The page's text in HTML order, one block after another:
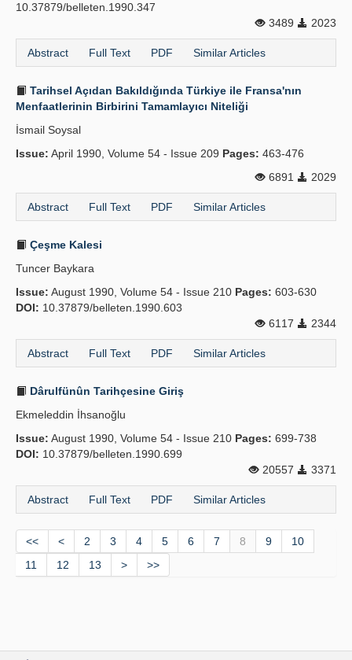
10.37879/belleten.1990.347
3489
2023
Abstract Full Text PDF Similar Articles
Tarihsel Açıdan Bakıldığında Türkiye ile Fransa'nın
Menfaatlerinin Birbirini Tamamlayıcı Niteliği
İsmail Soysal
Issue: April 1990, Volume 54 - Issue 209 Pages: 463-476
6891
2029
Abstract Full Text PDF Similar Articles
Çeşme Kalesi
Tuncer Baykara
Issue: August 1990, Volume 54 - Issue 210 Pages: 603-630
DOI: 10.37879/belleten.1990.603
6117
2344
Abstract Full Text PDF Similar Articles
Dârulfünûn Tarihçesine Giriş
Ekmeleddin İhsanoğlu
Issue: August 1990, Volume 54 - Issue 210 Pages: 699-738
DOI: 10.37879/belleten.1990.699
20557
3371
Abstract Full Text PDF Similar Articles
<< < 2 3 4 5 6 7 8 9
10
11
12 13 > >>